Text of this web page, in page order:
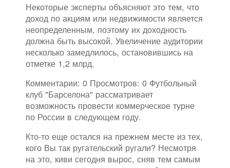
Некоторые эксперты объясняют это тем, что
доход по акциям или недвижимости является
неопределенным, поэтому их доходность
должна быть высокой. Увеличение аудитории
несколько замедлилось, остановившись на
отметке 1,2 млрд.
Комментарии: 0 Просмотров: 0 Футбольный
клуб "Барселона" рассматривает
возможность провести коммерческое турне
по России в следующем году.
Кто-то еще остался на прежнем месте из тех,
кого Вы так ругательский ругали? Несмотря
на это, киви сегодня вырос, сняв тем самым